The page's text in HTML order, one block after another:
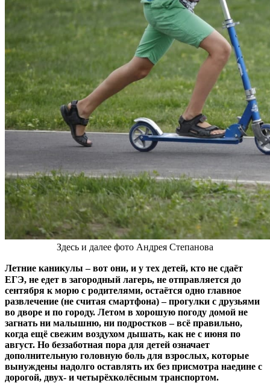
Здесь и далее фото Андрея Степанова
Летние каникулы–вот они, и у тех детей, кто не сдаёт
ЕГЭ, не едет в загородный лагерь, не отправляется до
сентября к морю с родителями, остаётся одно главное
развлечение (не считая смартфона) – прогулки с друзьями
во дворе и по городу. Летом в хорошую погоду домой не
загнать ни малышню, ни подростков – всё правильно,
когда ещё свежим воздухом дышать, как не с июня по
август. Но беззаботная пора для детей означает
дополнительную головную боль для взрослых, которые
вынуждены надолго оставлять их без присмотра наедине с
дорогой, двух- и четырёхколёсным транспортом.